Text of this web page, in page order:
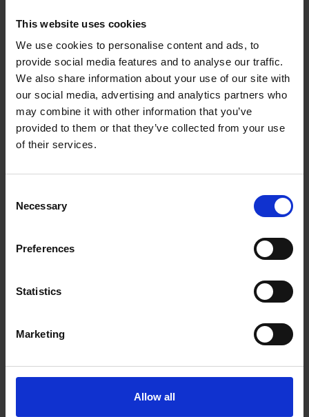
This website uses cookies
We use cookies to personalise content and ads, to
provide social media features and to analyse our traffic.
We also share information about your use of our site with
our social media, advertising and analytics partners who
may combine it with other information that you’ve
provided to them or that they’ve collected from your use
of their services.
Selection
Necessary
Preferences
Statistics
Marketing
Allow all
DISCOS DE TROCA RÁPIDA PARA ACABAMENTO
Manta abrasiva particularmente durável, que também
extremidades.